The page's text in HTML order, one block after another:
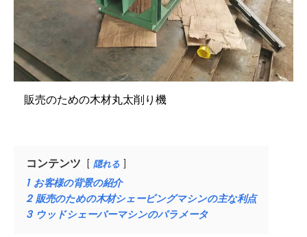
販売のための木材丸太削り機
コンテンツ 隠れる
1 お客様の背景の紹介
2 販売のための木材シェービングマシンの主な利点
3 ウッドシェーバーマシンのパラメータ